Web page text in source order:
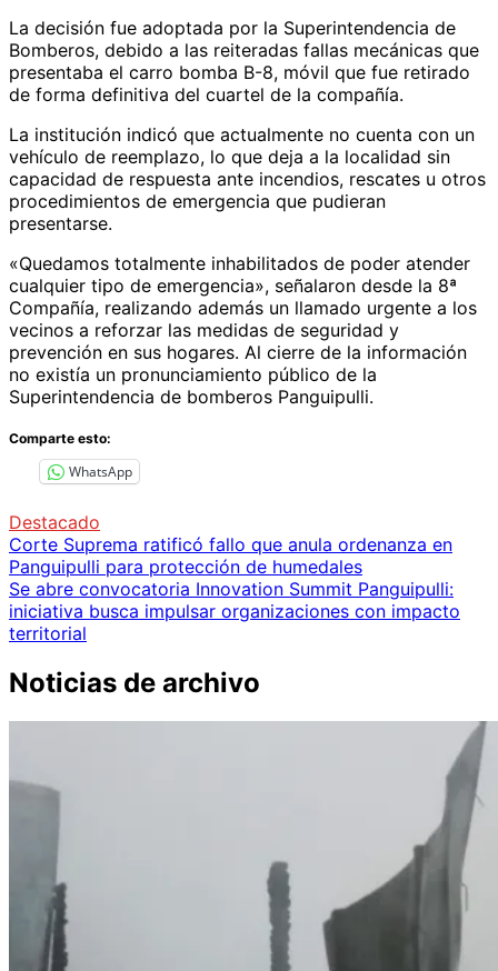
La decisión fue adoptada por la Superintendencia de
Bomberos, debido a las reiteradas fallas mecánicas que
presentaba el carro bomba B-8, móvil que fue retirado
de forma definitiva del cuartel de la compañía.
La institución indicó que actualmente no cuenta con un
vehículo de reemplazo, lo que deja a la localidad sin
capacidad de respuesta ante incendios, rescates u otros
procedimientos de emergencia que pudieran
presentarse.
«Quedamos totalmente inhabilitados de poder atender
cualquier tipo de emergencia», señalaron desde la 8ª
Compañía, realizando además un llamado urgente a los
vecinos a reforzar las medidas de seguridad y
prevención en sus hogares. Al cierre de la información
no existía un pronunciamiento público de la
Superintendencia de bomberos Panguipulli.
Comparte esto:
WhatsApp
Destacado
Navegación
de
entradas
Corte Suprema ratificó fallo que anula ordenanza en
Panguipulli para protección de humedales
Se abre convocatoria Innovation Summit Panguipulli:
iniciativa busca impulsar organizaciones con impacto
territorial
Noticias de archivo